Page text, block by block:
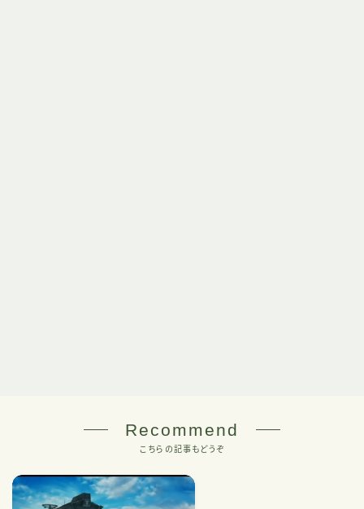
Recommend
こちらの記事もどうぞ